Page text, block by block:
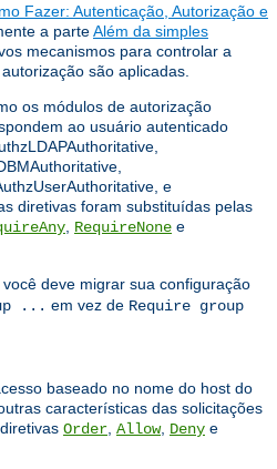
Fazer: Autenticação, Autorização e
a parteAlém da simples
mecanismos para controlar a
são aplicadas.
os módulos de autorização
ao usuário autenticado
e
diretivas foram substituídas pelas
RequireNone e
, você deve migrar sua configuração
... em vez de Require group
baseado no nome do host do
características das solicitações
Order Allow, Deny e